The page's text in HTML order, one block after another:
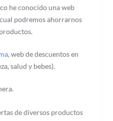
he conocido una web
podremos ahorrarnos
, web de descuentos en
salud y bebes).
de diversos productos